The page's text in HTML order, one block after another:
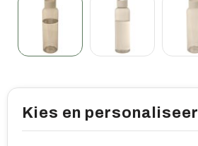
Kies en personaliseer